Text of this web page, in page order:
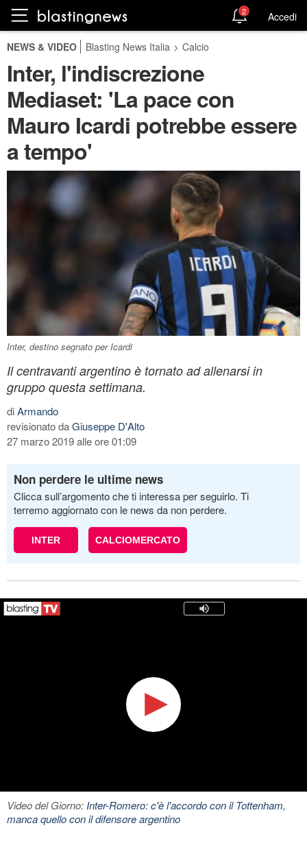
2 Accedi
NEWS & VIDEO Blasting News Italia > Calcio
Inter, l'indiscrezione
Mediaset: 'La pace con
Mauro Icardi potrebbe essere
a tempo'
Inter, destino segnato per Icardi
Il centravanti argentino è tornato ad allenarsi in
gruppo questa settimana.
diArmando
revisionato daGiuseppe D'Alto
27 marzo 2019 alle ore 01:09
Non perdere le ultime news
Clicca sull’argomento che ti interessa per seguirlo. Ti
terremo aggiornato con le news da non perdere.
INTER CALCIOMERCATO
Video del Giorno:Inter-Romero: c'è l'accordo con il Tottenham,
manca quello con il difensore argentino